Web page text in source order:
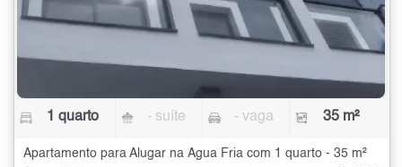
1 quarto - suíte - vaga 35 m²
Apartamento para Alugar na Água Fria com 1 quarto - 35 m²